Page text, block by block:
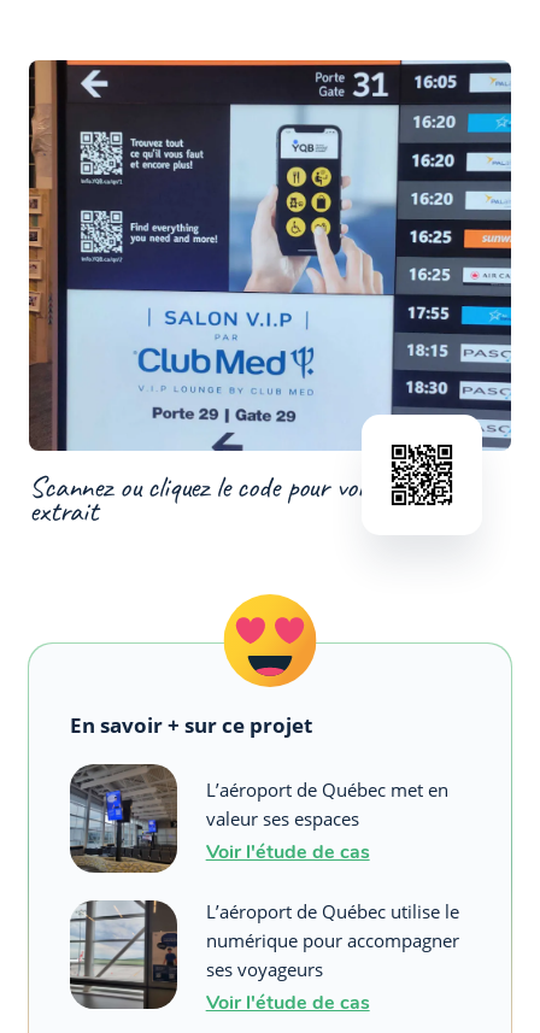
Scannez ou cliquez le code pour voir un
extrait
En savoir + sur ce projet
L’aéroport de Québec met en
valeur ses espaces
Voir l'étude de cas
L’aéroport de Québec utilise le
numérique pour accompagner
ses voyageurs
Voir l'étude de cas